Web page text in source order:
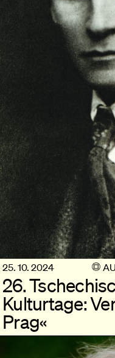
25. 10. 2024
26.
Kulturtage:
Prag«